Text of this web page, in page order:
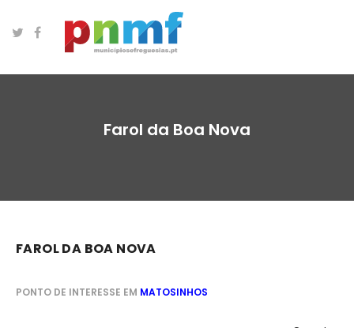
Farol da Boa Nova
FAROL DA BOA NOVA
PONTO DE INTERESSE EM MATOSINHOS